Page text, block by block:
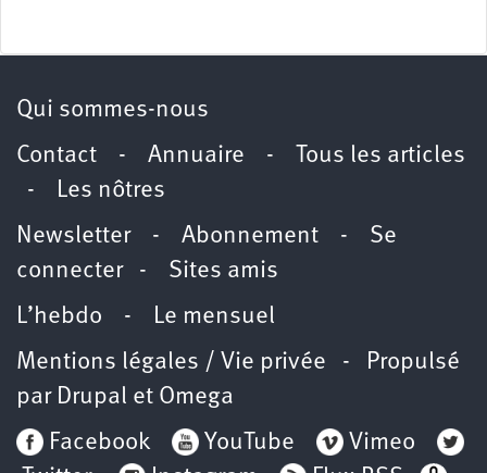
Qui sommes-nous
Contact - Annuaire -
Tous les articles
- Les nôtres
Newsletter- Abonnement - Se
connecter- Sites amis
L’hebdo - Le mensuel
Mentions légales / Vie privée - Propulsé
par Drupal et Omega
Facebook
YouTube
Vimeo